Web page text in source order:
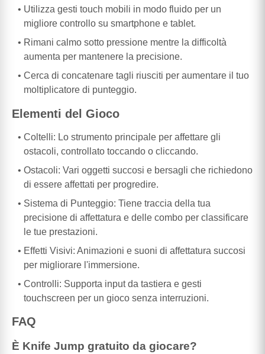
Utilizza gesti touch mobili in modo fluido per un
migliore controllo su smartphone e tablet.
Rimani calmo sotto pressione mentre la difficoltà
aumenta per mantenere la precisione.
Cerca di concatenare tagli riusciti per aumentare il tuo
moltiplicatore di punteggio.
Elementi del Gioco
Coltelli: Lo strumento principale per affettare gli
ostacoli, controllato toccando o cliccando.
Ostacoli: Vari oggetti succosi e bersagli che richiedono
di essere affettati per progredire.
Sistema di Punteggio: Tiene traccia della tua
precisione di affettatura e delle combo per classificare
le tue prestazioni.
Effetti Visivi: Animazioni e suoni di affettatura succosi
per migliorare l'immersione.
Controlli: Supporta input da tastiera e gesti
touchscreen per un gioco senza interruzioni.
FAQ
È Knife Jump gratuito da giocare?